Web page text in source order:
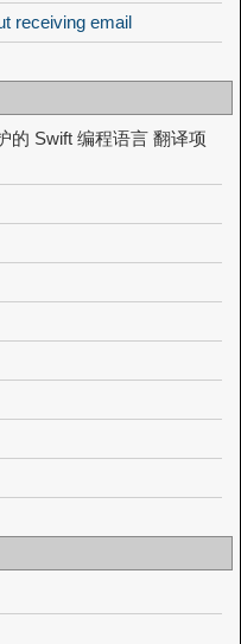
receiving email
的 Swift 编程语言 翻译项